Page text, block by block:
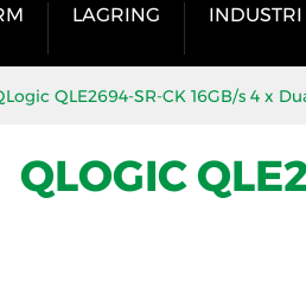
LAGRING INDUSTRI
QLE2694-SR-CK 16GB/s 4 x
QLOGIC